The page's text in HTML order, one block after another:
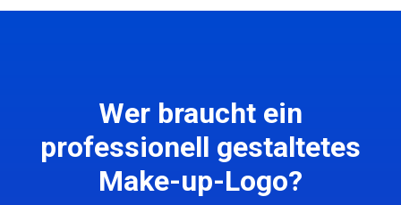
Wer braucht ein
professionell gestaltetes
Make-up-Logo?